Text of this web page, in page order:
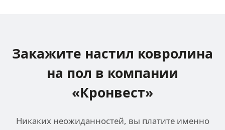
Закажите настил ковролина
на пол в компании
«Кронвест»
Никаких неожиданностей, вы платите именно